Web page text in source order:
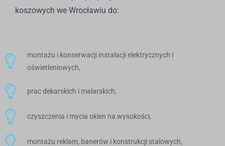
koszowych we Wrocławiu do:
montażu i konserwacji instalacji elektrycznych i
oświetleniowych,
prac dekarskich i malarskich,
czyszczenia i mycia okien na wysokości,
montażu reklam, banerów i konstrukcji stalowych,